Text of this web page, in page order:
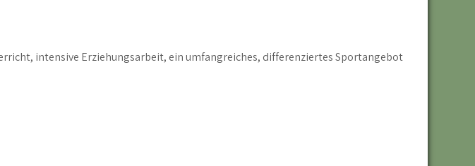
intensive Erziehungsarbeit, ein umfangreiches, differenziertes Sportangebot